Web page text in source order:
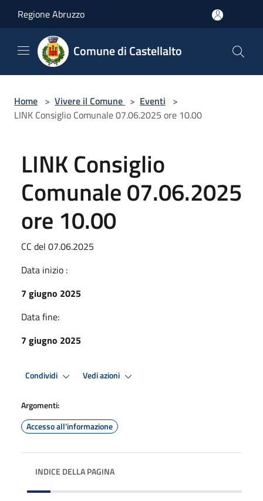
Regione Abruzzo
Comune di Castellalto
Home > Vivere il Comune > Eventi >
LINK Consiglio Comunale 07.06.2025 ore 10.00
LINK Consiglio
Comunale 07.06.2025
ore 10.00
CC del 07.06.2025
Data inizio :
7 giugno 2025
Data fine:
7 giugno 2025
Condividi Vedi azioni
Argomenti:
Accesso all'informazione
INDICE DELLA PAGINA